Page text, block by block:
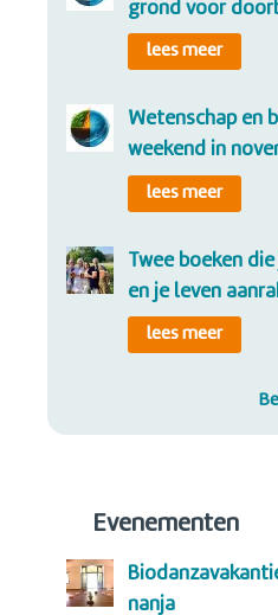
grond voor
lees meer
wetenschap en biodanza: een uniek
weekend in
lees meer
twee boeken die je dans verdiepen –
en je leven
lees meer
Evenementen
biodanzavakantie liefdesreis met
nanja